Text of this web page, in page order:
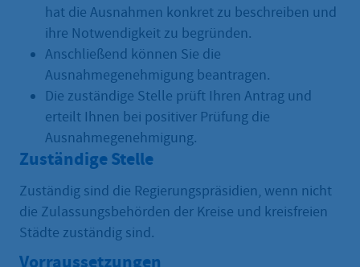
hat die Ausnahmen konkret zu beschreiben und
ihre Notwendigkeit zu begründen.
Anschließend können Sie die
Ausnahmegenehmigung beantragen.
Die zuständige Stelle prüft Ihren Antrag und
erteilt Ihnen bei positiver Prüfung die
Ausnahmegenehmigung.
Zuständige Stelle
Zuständig sind die Regierungspräsidien, wenn nicht
die Zulassungsbehörden der Kreise und kreisfreien
Städte zuständig sind.
Vorraussetzungen